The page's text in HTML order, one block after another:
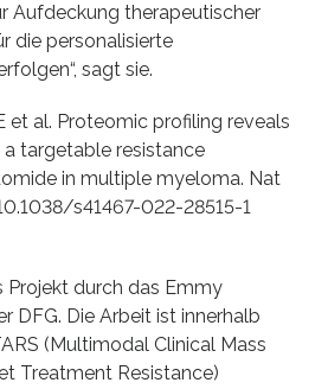
Aufdeckung therapeutischer
die personalisierte
sagt sie.
et al. Proteomic profiling reveals
targetable resistance
in multiple myeloma. Nat
s41467-022-28515-1
durch das Emmy
DFG. Die Arbeit ist innerhalb
(Multimodal Clinical Mass
Treatment Resistance)